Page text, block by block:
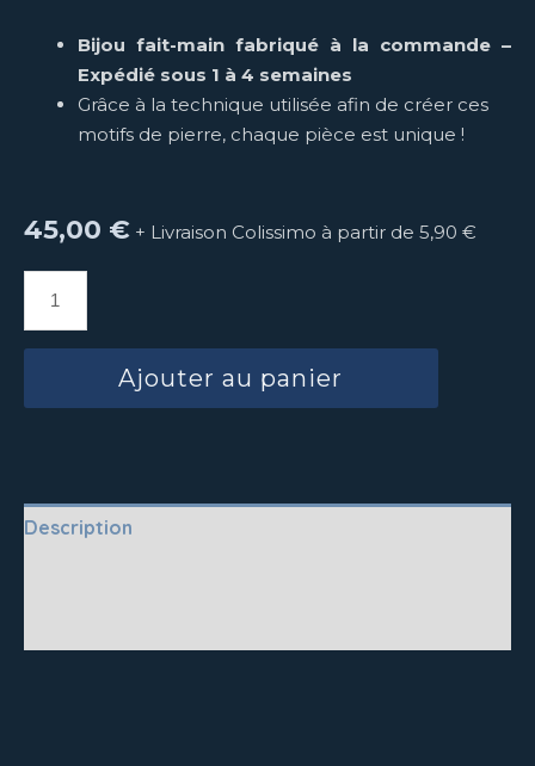
Bijou fait-main fabriqué à la commande –
Expédié sous 1 à 4 semaines
Grâce à la technique utilisée afin de créer ces
motifs de pierre, chaque pièce est unique !
45,00 € + Livraison Colissimo à partir de 5,90 €
Ajouter au panier
Description